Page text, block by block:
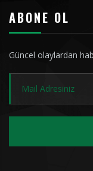
ABONE OL
Güncel olaylardan